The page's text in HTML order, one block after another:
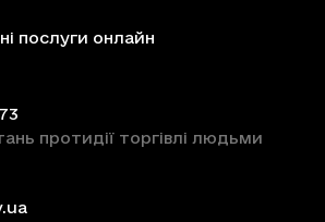
послуги онлайн
протидії торгівлі людьми